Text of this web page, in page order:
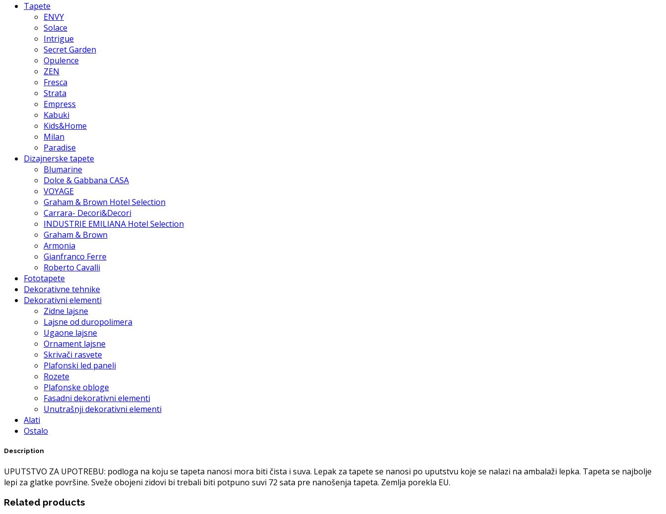
Tapete
ENVY
Solace
Intrigue
Secret Garden
Opulence
ZEN
Fresca
Strata
Empress
Kabuki
Kids&Home
Milan
Paradise
Dizajnerske tapete
Blumarine
Dolce & Gabbana CASA
VOYAGE
Graham & Brown Hotel Selection
Carrara- Decori&Decori
INDUSTRIE EMILIANA Hotel Selection
Graham & Brown
Armonia
Gianfranco Ferre
Roberto Cavalli
Fototapete
Dekorativne tehnike
Dekorativni elementi
Zidne lajsne
Lajsne od duropolimera
Ugaone lajsne
Ornament lajsne
Skrivači rasvete
Plafonski led paneli
Rozete
Plafonske obloge
Fasadni dekorativni elementi
Unutrašnji dekorativni elementi
Alati
Ostalo
Description
UPUTSTVO ZA UPOTREBU: podloga na koju se tapeta nanosi mora biti čista i suva. Lepak za tapete se nanosi po uputstvu koje se nalazi na ambalaži lepka. Tapeta se najbolje
lepi za glatke površine. Sveže obojeni zidovi bi trebali biti potpuno suvi 72 sata pre nanošenja tapeta. Zemlja porekla EU.
Related products